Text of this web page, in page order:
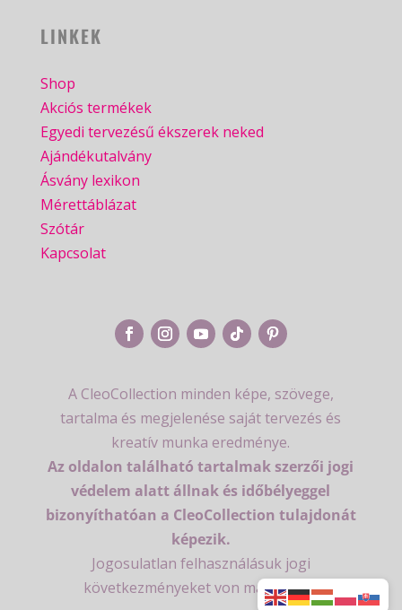
LINKEK
Shop
Akciós termékek
Egyedi tervezésű ékszerek neked
Ajándékutalvány
Ásvány lexikon
Mérettáblázat
Szótár
Kapcsolat
A CleoCollection minden képe, szövege,
tartalma és megjelenése saját tervezés és
kreatív munka eredménye.
Az oldalon található tartalmak szerzői jogi
védelem alatt állnak és időbélyeggel
bizonyíthatóan a CleoCollection tulajdonát
képezik.
Jogosulatlan felhasználásuk jogi
következményeket von maga után.